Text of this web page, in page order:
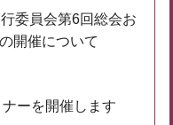
委員会第6回総会お
開催について
ーを開催します